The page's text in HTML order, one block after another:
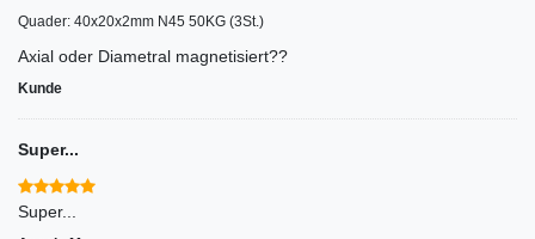
Quader: 40x20x2mm N45 50KG (3St.)
Axial oder Diametral magnetisiert??
Kunde
Super...
Super...